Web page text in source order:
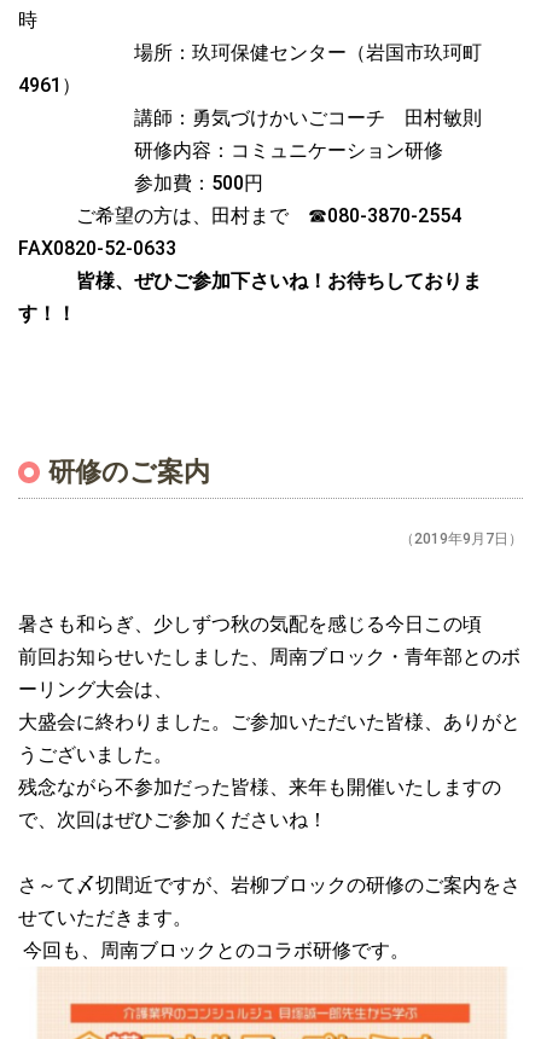
時
場所：玖珂保健センター（岩国市玖珂町
4961）
講師：勇気づけかいごコーチ 田村敏則
研修内容：コミュニケーション研修
参加費：500円
ご希望の方は、田村まで ☎080-3870-2554
FAX0820-52-0633
皆様、ぜひご参加下さいね！お待ちしておりま
す！！
研修のご案内
（2019年9月7日）
暑さも和らぎ、少しずつ秋の気配を感じる今日この頃
前回お知らせいたしました、周南ブロック・青年部とのボ
ーリング大会は、
大盛会に終わりました。ご参加いただいた皆様、ありがと
うございました。
残念ながら不参加だった皆様、来年も開催いたしますの
で、次回はぜひご参加くださいね！
さ～て〆切間近ですが、岩柳ブロックの研修のご案内をさ
せていただきます。
今回も、周南ブロックとのコラボ研修です。